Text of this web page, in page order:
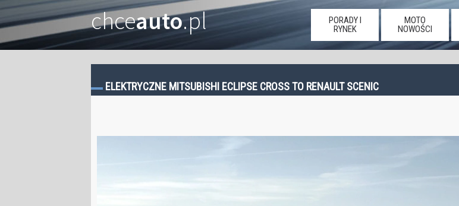
chceauto.pl
PORADY I
RYNEK
MOTO
NOWOŚCI
ELEKTRYCZNE MITSUBISHI ECLIPSE CROSS TO RENAULT SCENIC